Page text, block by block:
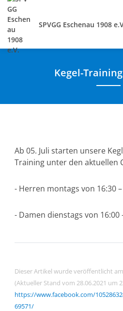
SPVGG Eschenau 1908
Kegel-
Ab 05. Juli starten unsere
Training unter den aktuellen
- Herren montags von 16:30
- Damen dienstags von 16:00
Dieser Artikel wurde veröffentlicht
(Aktueller Stand vom 28.06.2021 um
https://www.facebook.com/
69571/